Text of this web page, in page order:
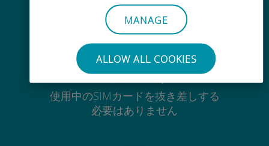
MANAGE
ALLOW ALL COOKIES
手間いらず
使用中のSIMカードを抜き差しする
必要はありません